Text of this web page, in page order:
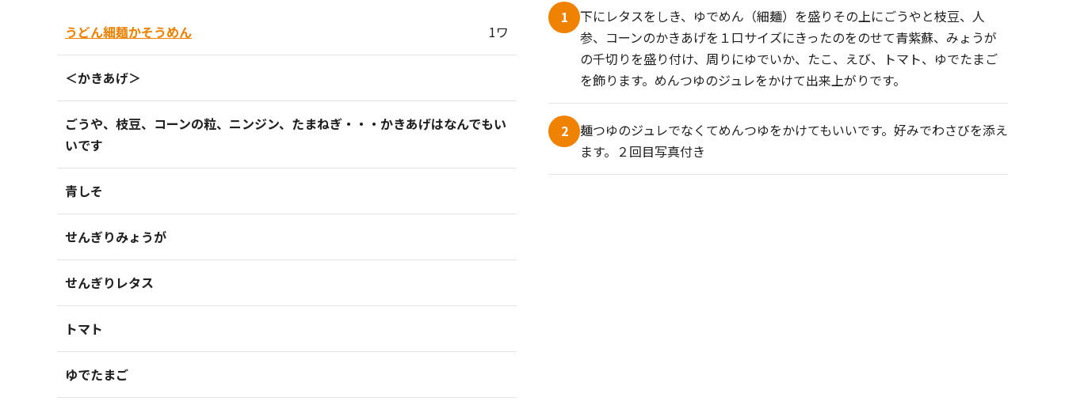
うどん細麺かそうめん 1ワ
＜かきあげ＞
ごうや、枝豆、コーンの粒、ニンジン、たまねぎ・・・かきあげはなんでもい
いです
青しそ
せんぎりみょうが
せんぎりレタス
トマト
ゆでたまご
1
下にレタスをしき、ゆでめん（細麺）を盛りその上にごうやと枝豆、人
参、コーンのかきあげを１口サイズにきったのをのせて青紫蘇、みょうが
の千切りを盛り付け、周りにゆでいか、たこ、えび、トマト、ゆでたまご
を飾ります。めんつゆのジュレをかけて出来上がりです。
2
麺つゆのジュレでなくてめんつゆをかけてもいいです。好みでわさびを添え
ます。２回目写真付き